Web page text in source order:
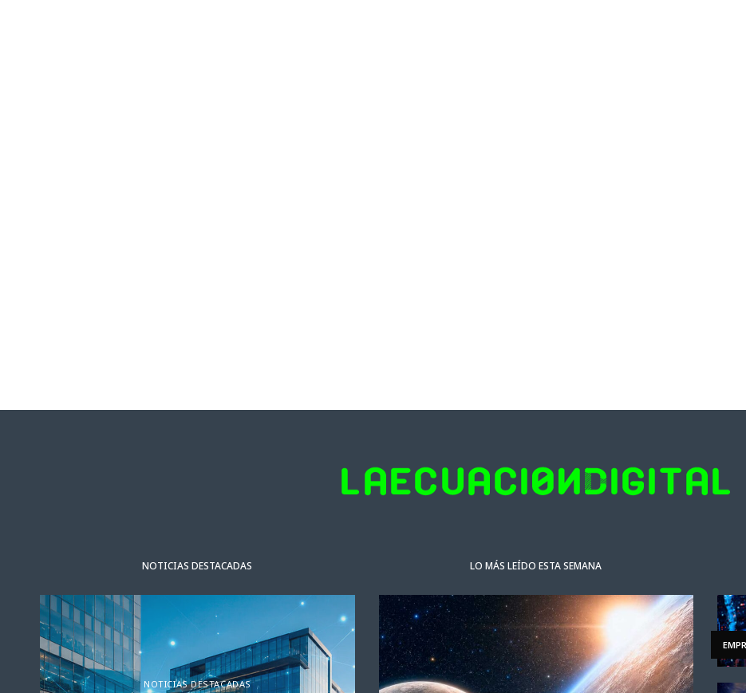
NOTICIAS DESTACADAS
NOTICIAS DESTACADAS ACTUALIDAD
LO MÁS LEÍDO ESTA SEMANA